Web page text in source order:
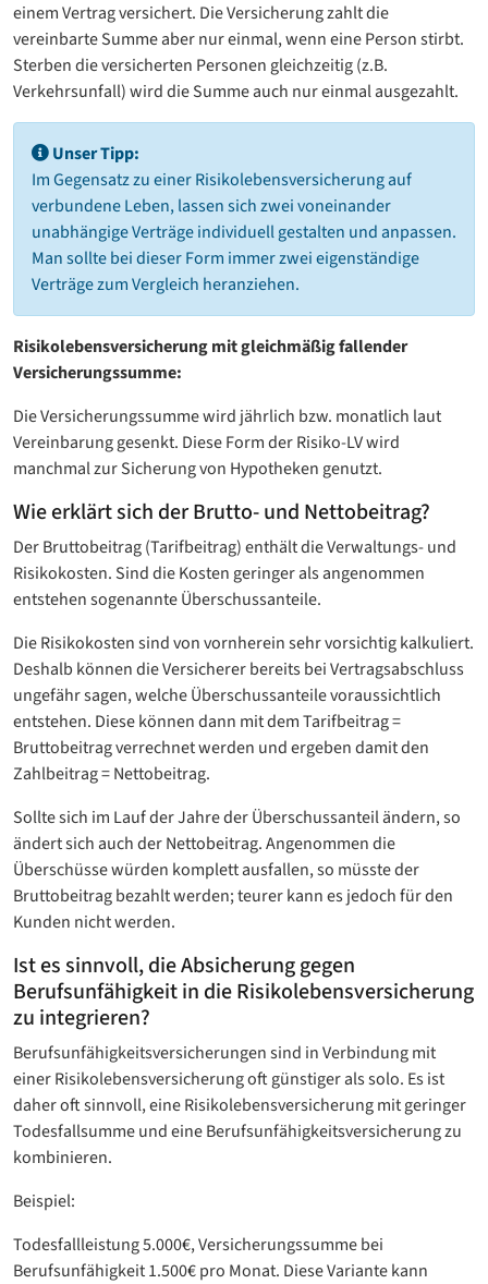
einem Vertrag versichert. Die Versicherung zahlt die
vereinbarte Summe aber nur einmal, wenn eine Person stirbt.
Sterben die versicherten Personen gleichzeitig (z.B.
Verkehrsunfall) wird die Summe auch nur einmal ausgezahlt.
Unser Tipp:
Im Gegensatz zu einer Risikolebensversicherung auf
verbundene Leben, lassen sich zwei voneinander
unabhängige Verträge individuell gestalten und anpassen.
Man sollte bei dieser Form immer zwei eigenständige
Verträge zum Vergleich heranziehen.
Risikolebensversicherung mit gleichmäßig fallender
Versicherungssumme:
Die Versicherungssumme wird jährlich bzw. monatlich laut
Vereinbarung gesenkt. Diese Form der Risiko-LV wird
manchmal zur Sicherung von Hypotheken genutzt.
Wie erklärt sich der Brutto- und Nettobeitrag?
Der Bruttobeitrag (Tarifbeitrag) enthält die Verwaltungs- und
Risikokosten. Sind die Kosten geringer als angenommen
entstehen sogenannte Überschussanteile.
Die Risikokosten sind von vornherein sehr vorsichtig kalkuliert.
Deshalb können die Versicherer bereits bei Vertragsabschluss
ungefähr sagen, welche Überschussanteile voraussichtlich
entstehen. Diese können dann mit dem Tarifbeitrag =
Bruttobeitrag verrechnet werden und ergeben damit den
Zahlbeitrag = Nettobeitrag.
Sollte sich im Lauf der Jahre der Überschussanteil ändern, so
ändert sich auch der Nettobeitrag. Angenommen die
Überschüsse würden komplett ausfallen, so müsste der
Bruttobeitrag bezahlt werden; teurer kann es jedoch für den
Kunden nicht werden.
Ist es sinnvoll, die Absicherung gegen
Berufsunfähigkeit in die Risikolebensversicherung
zu integrieren?
Berufsunfähigkeitsversicherungen sind in Verbindung mit
einer Risikolebensversicherung oft günstiger als solo. Es ist
daher oft sinnvoll, eine Risikolebensversicherung mit geringer
Todesfallsumme und eine Berufsunfähigkeitsversicherung zu
kombinieren.
Beispiel:
Todesfallleistung 5.000€, Versicherungssumme bei
Berufsunfähigkeit 1.500€ pro Monat. Diese Variante kann